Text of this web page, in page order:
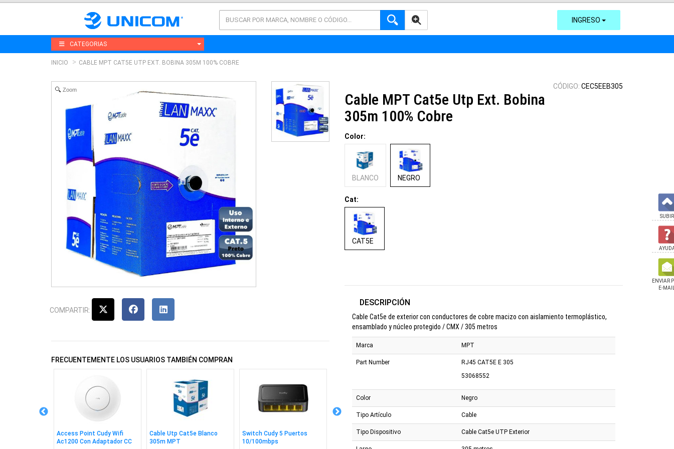
AVANZADA INGRESO
CATEGORIAS
INICIO CABLE MPT CAT5E UTP EXT. BOBINA 305M 100% COBRE
Zoom
COMPARTIR:
FRECUENTEMENTE LOS USUARIOS TAMBIÉN COMPRAN
Access Point Cudy Wifi
Ac1200 Con Adaptador CC
Cable Utp Cat5e Blanco
305m MPT
Switch Cudy 5 Puertos
10/100mbps
Switch Cudy 8 Puertos
10/100mbps
Switch Cudy Gigabit 8
Puertos Poe+ y 2 SFP
Switch Cudy 16 Puertos
Gigabit
Gigabit
CÓDIGO: CEC5EEB305
Cable MPT Cat5e Utp Ext. Bobina
305m 100% Cobre
Color:
BLANCO NEGRO
Cat:
CAT5E
DESCRIPCIÓN
Cable Cat5e de exterior con conductores de cobre macizo con aislamiento termoplástico,
ensamblado y núcleo protegido / CMX / 305 metros
Marca MPT
Part Number
RJ45 CAT5E E 305
53068552
Color Negro
Tipo Artículo Cable
Tipo Dispositivo Cable Cat5e UTP Exterior
SUBIR
ENVIAR
E-